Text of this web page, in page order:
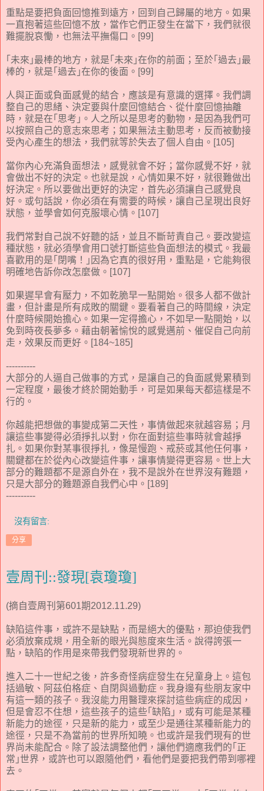
重點是要把負面回憶推到遠方，回到自己歸屬的地方。如果
一直抱著這些回憶不放，當作它們正發生在當下，我們就很
難擺脫哀慟，也無法平撫傷口。[99]
｢未來｣最棒的地方，就是｢未來｣在你的前面；至於｢過去｣最
棒的，就是｢過去｣在你的後面。[99]
人與正面或負面感覺的結合，應該是有意識的選擇。我們調
整自己的思緒、決定要與什麼回憶結合、從什麼回憶抽離
時，就是在｢思考｣。人之所以是思考的動物，是因為我們可
以按照自己的意志來思考；如果無法主動思考，反而被動接
受內心產生的想法，我們就等於失去了個人自由。[105]
當你內心充滿負面想法，感覺就會不好；當你感覺不好，就
會做出不好的決定。也就是說，心情如果不好，就很難做出
好決定。所以要做出更好的決定，首先必須讓自己感覺良
好。或句話說，你必須在有需要的時候，讓自己呈現出良好
狀態，並學會如何克服壞心情。[107]
我們常對自己說不好聽的話，並且不斷苛責自己。要改變這
種狀態，就必須學會用口號打斷這些負面想法的模式。我最
喜歡用的是｢閉嘴！｣因為它真的很好用，重點是，它能夠很
明確地告訴你改怎麼做。[107]
如果遲早會有壓力，不如乾脆早一點開始。很多人都不做計
畫，但計畫是所有成敗的關鍵。要看著自己的時間線，決定
什麼時候開始擔心。如果一定得擔心，不如早一點開始，以
免到時夜長夢多。藉由朝著愉悅的感覺邁前、催促自己向前
走，效果反而更好。[184~185]
----------
大部分的人逼自己做事的方式，是讓自己的負面感覺累積到
一定程度，最後才終於開始動手，可是如果每天都這樣是不
行的。
你越能把想做的事變成第二天性，事情做起來就越容易；月
讓這些事變得必須掙扎以對，你在面對這些事時就會越掙
扎。如果你對某事很掙扎，像是慢跑、戒菸或其他任何事，
關鍵都在於從內心改變這件事，讓事情變得更容易。世上大
部分的難題都不是源自外在，我不是說外在世界沒有難題，
只是大部分的難題源自我們心中。[189]
----------
沒有留言:
分享
壹周刊::發現[袁瓊瓊]
(摘自壹周刊第601期2012.11.29)
缺陷這件事，或許不是缺點，而是絕大的優點，那迫使我們
必須放棄成規，用全新的眼光與態度來生活。說得誇張一
點，缺陷的作用是來帶我們發現新世界的。
進入二十一世紀之後，許多奇怪病症發生在兒童身上。這包
括過敏、阿茲伯格症、自閉與過動症。我身邊有些朋友家中
有這一類的孩子。我沒能力用醫理來探討這些病症的成因，
但是會忍不住想，這些孩子的這些｢缺陷｣，或有可能是某種
新能力的途徑，只是新的能力，或至少是通往某種新能力的
途徑，只是不為當前的世界所知曉。也或許是我們現有的世
界尚未能配合。除了設法調整他們，讓他們適應我們的｢正
常｣世界，或許也可以跟隨他們，看他們是要把我們帶到哪裡
去。